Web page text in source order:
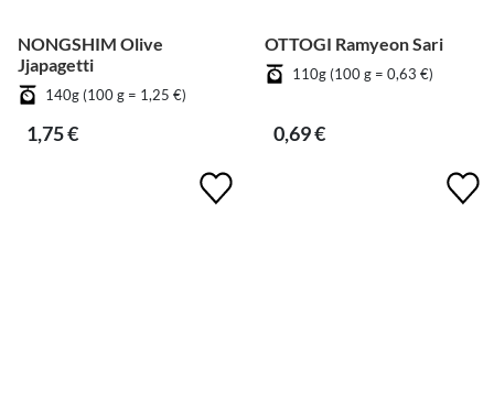
NONGSHIM Olive
Jjapagetti
140g (100 g = 1,25 €)
1,75 €
OTTOGI Ramyeon Sari
110g (100 g = 0,63 €)
0,69 €